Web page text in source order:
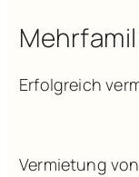
Erfolgreich
Vermietung